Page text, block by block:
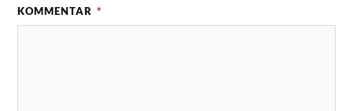
KOMMENTAR *